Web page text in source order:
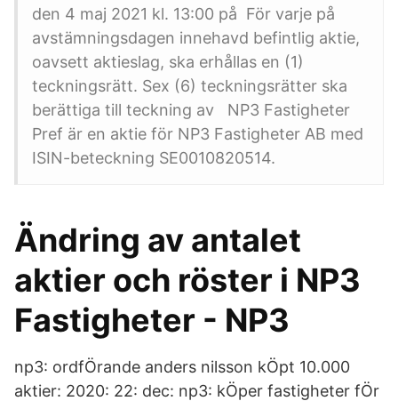
den 4 maj 2021 kl. 13:00 på För varje på
avstämningsdagen innehavd befintlig aktie,
oavsett aktieslag, ska erhållas en (1)
teckningsrätt. Sex (6) teckningsrätter ska
berättiga till teckning av NP3 Fastigheter
Pref är en aktie för NP3 Fastigheter AB med
ISIN-beteckning SE0010820514.
Ändring av antalet
aktier och röster i NP3
Fastigheter - NP3
np3: ordfÖrande anders nilsson kÖpt 10.000
aktier: 2020: 22: dec: np3: kÖper fastigheter fÖr